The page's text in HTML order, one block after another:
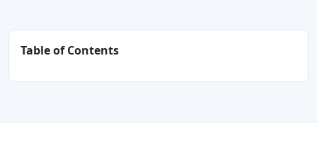
Table of Contents